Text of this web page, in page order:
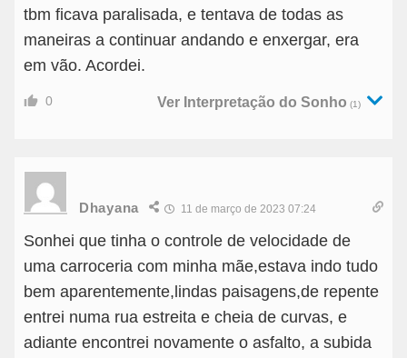
tbm ficava paralisada, e tentava de todas as
maneiras a continuar andando e enxergar, era
em vão. Acordei.
0 Ver Interpretação do Sonho (1)
Dhayana 11 de março de 2023 07:24
Sonhei que tinha o controle de velocidade de
uma carroceria com minha mãe,estava indo tudo
bem aparentemente,lindas paisagens,de repente
entrei numa rua estreita e cheia de curvas, e
adiante encontrei novamente o asfalto, a subida